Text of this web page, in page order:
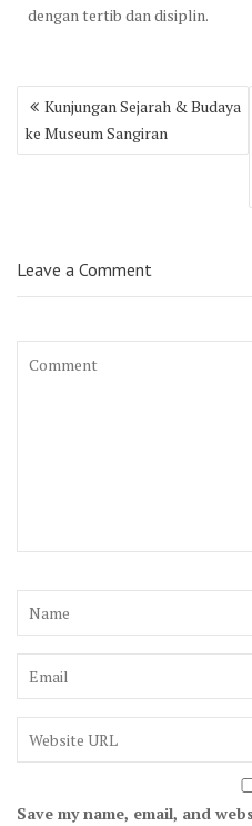
dengan tertib dan disiplin.
Post
navigation
Kunjungan Sejarah & Budaya
ke Museum Sangiran
Leave a Comment
Save my name, email, and